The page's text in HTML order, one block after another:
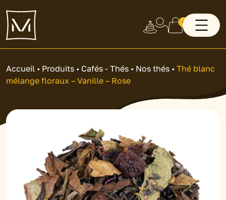
0
Accueil • Produits • Cafés - Thés • Nos thés • Thé blanc
mélange floraux – Vanille – Rose